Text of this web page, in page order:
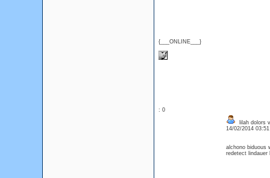
{___ONLINE___}
: 0
lilah dolors
14/02/2014
alchono biduous
redetect lindauer